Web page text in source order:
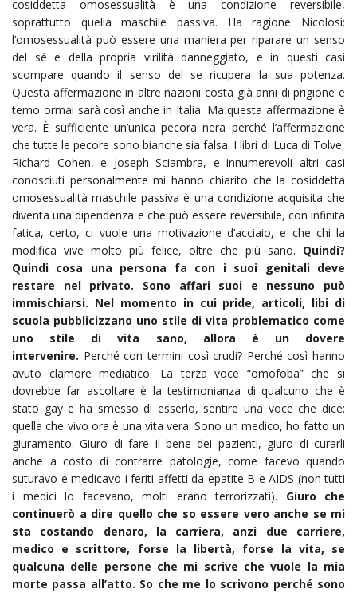
cosiddetta omosessualità è una condizione reversibile,
soprattutto quella maschile passiva. Ha ragione Nicolosi:
l’omosessualità può essere una maniera per riparare un senso
del sé e della propria virilità danneggiato, e in questi casi
scompare quando il senso del se ricupera la sua potenza.
Questa affermazione in altre nazioni costa già anni di prigione e
temo ormai sarà così anche in Italia. Ma questa affermazione è
vera. È sufficiente un’unica pecora nera perché l’affermazione
che tutte le pecore sono bianche sia falsa. I libri di Luca di Tolve,
Richard Cohen, e Joseph Sciambra, e innumerevoli altri casi
conosciuti personalmente mi hanno chiarito che la cosiddetta
omosessualità maschile passiva è una condizione acquisita che
diventa una dipendenza e che può essere reversibile, con infinita
fatica, certo, ci vuole una motivazione d’acciaio, e che chi la
modifica vive molto più felice, oltre che più sano. Quindi?
Quindi cosa una persona fa con i suoi genitali deve
restare nel privato. Sono affari suoi e nessuno può
immischiarsi. Nel momento in cui pride, articoli, libi di
scuola pubblicizzano uno stile di vita problematico come
uno stile di vita sano, allora è un dovere
intervenire. Perché con termini così crudi? Perché così hanno
avuto clamore mediatico. La terza voce “omofoba” che si
dovrebbe far ascoltare è la testimonianza di qualcuno che è
stato gay e ha smesso di esserlo, sentire una voce che dice:
quella che vivo ora è una vita vera. Sono un medico, ho fatto un
giuramento. Giuro di fare il bene dei pazienti, giuro di curarli
anche a costo di contrarre patologie, come facevo quando
suturavo e medicavo i feriti affetti da epatite B e AIDS (non tutti
i medici lo facevano, molti erano terrorizzati). Giuro che
continuerò a dire quello che so essere vero anche se mi
sta costando denaro, la carriera, anzi due carriere,
medico e scrittore, forse la libertà, forse la vita, se
qualcuna delle persone che mi scrive che vuole la mia
morte passa all’atto. So che me lo scrivono perché sono